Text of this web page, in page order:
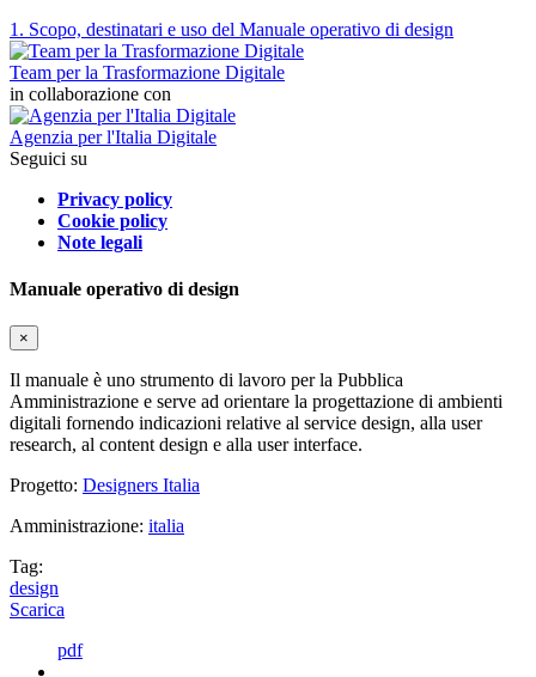
1. Scopo, destinatari e uso del Manuale operativo di design
Team per la Trasformazione Digitale
in collaborazione con
Agenzia per l'Italia Digitale
Seguici su
Privacy policy
Cookie policy
Note legali
Manuale operativo di design
×
Il manuale è uno strumento di lavoro per la Pubblica
Amministrazione e serve ad orientare la progettazione di ambienti
digitali fornendo indicazioni relative al service design, alla user
research, al content design e alla user interface.
Progetto: Designers Italia
Amministrazione: italia
Tag:
design
Scarica
pdf